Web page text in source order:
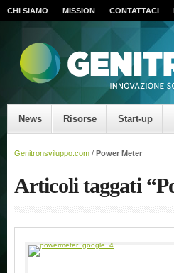
CHI SIAMO MISSION CONTATTACI
News Risorse Start-up
Genitronsviluppo.com / Power Meter
Articoli taggati